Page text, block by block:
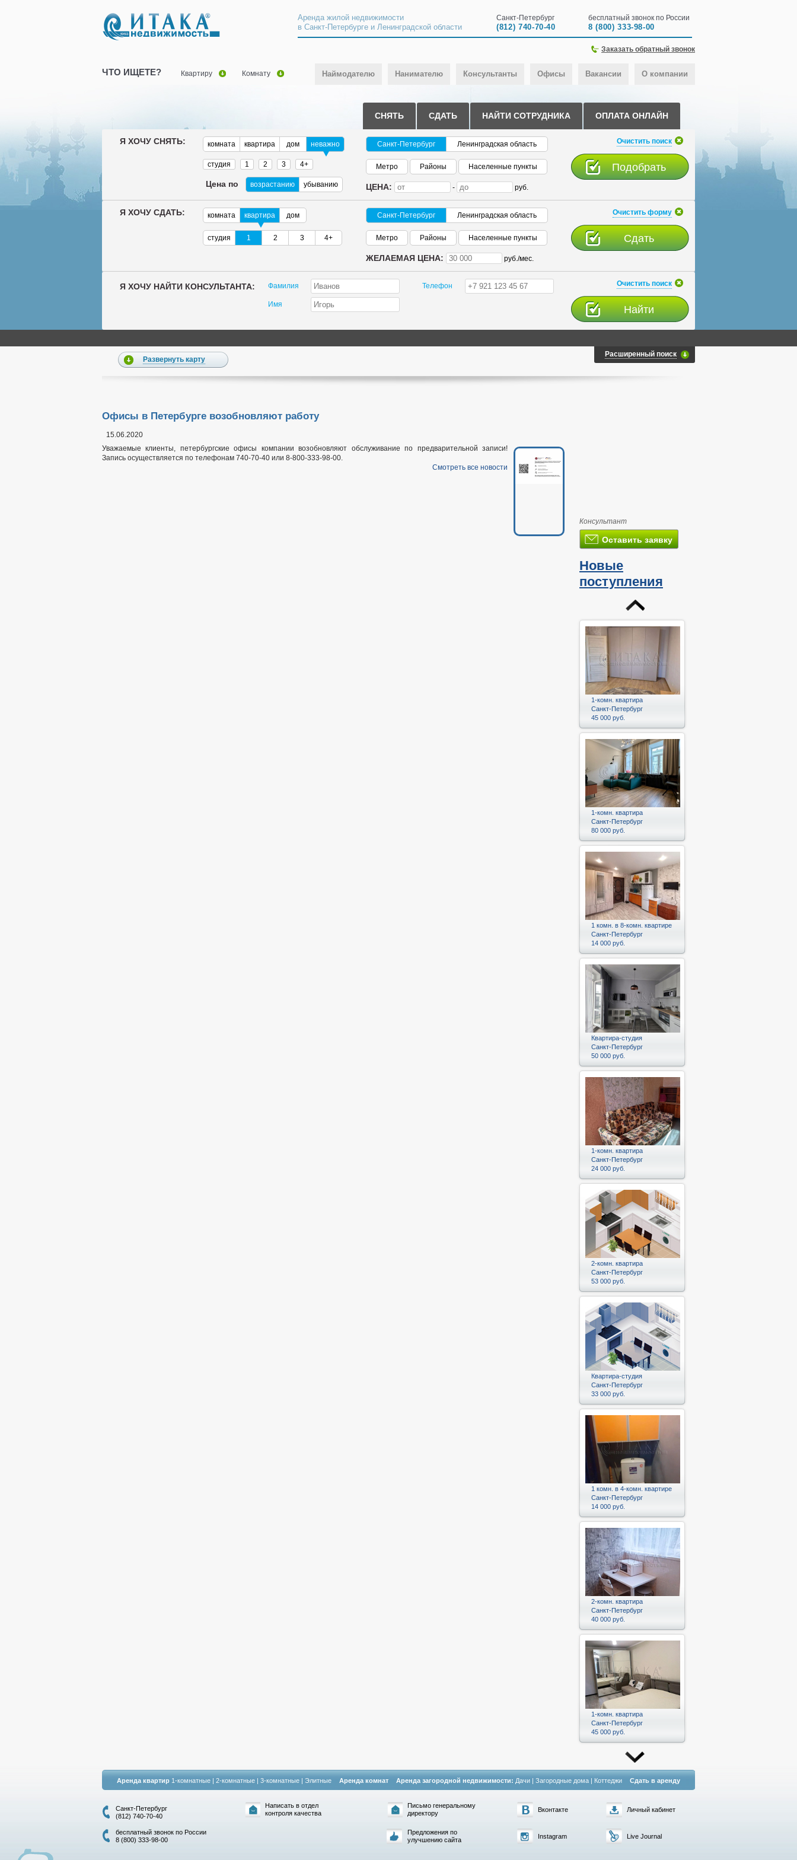
Аренда жилой недвижимости
в Санкт-Петербурге и Ленинградской области
Санкт-Петербург
(812) 740-70-40
бесплатный звонок по России
8 (800) 333-98-00
Заказать обратный звонок
ЧТО ИЩЕТЕ? Квартиру Комнату Наймодателю Нанимателю Консультанты Офисы Вакансии О компании
СНЯТЬ СДАТЬ НАЙТИ СОТРУДНИКА ОПЛАТА ОНЛАЙН
Я ХОЧУ СНЯТЬ: комната квартира дом неважно
студия 1 2 3 4+
Цена по возрастанию убыванию
Санкт-Петербург Ленинградская область
Метро Районы Населенные пункты
ЦЕНА: - руб.
Очистить поиск
Я ХОЧУ СДАТЬ: комната квартира дом
студия 1 2 3 4+
Санкт-Петербург Ленинградская область
Метро Районы Населенные пункты
ЖЕЛАЕМАЯ ЦЕНА: руб./мес.
Очистить форму
Я ХОЧУ НАЙТИ КОНСУЛЬТАНТА: Фамилия
Имя
Телефон Очистить поиск
Расширенный поиск
Развернуть карту
Офисы в Петербурге возобновляют работу
15.06.2020
Уважаемые клиенты, петербургские офисы компании возобновляют обслуживание по предварительной записи!
Запись осуществляется по телефонам 740-70-40 или 8-800-333-98-00.
Смотреть все новости
Консультант
Оставить заявку
Новые
поступления
1-комн. квартира
Санкт-Петербург
45 000 руб.
1-комн. квартира
Санкт-Петербург
80 000 руб.
1 комн. в 8-комн. квартире
Санкт-Петербург
14 000 руб.
Квартира-студия
Санкт-Петербург
50 000 руб.
1-комн. квартира
Санкт-Петербург
24 000 руб.
2-комн. квартира
Санкт-Петербург
53 000 руб.
Квартира-студия
Санкт-Петербург
33 000 руб.
1 комн. в 4-комн. квартире
Санкт-Петербург
14 000 руб.
2-комн. квартира
Санкт-Петербург
40 000 руб.
1-комн. квартира
Санкт-Петербург
45 000 руб.
Аренда квартир 1-комнатные | 2-комнатные | 3-комнатные | Элитные Аренда комнат Аренда загородной недвижимости: Дачи | Загородные дома | Коттеджи Сдать в аренду
Санкт-Петербург
(812) 740-70-40
бесплатный звонок по России
8 (800) 333-98-00
Написать в отдел
контроля качества
Письмо генеральному
директору
Предложения по
улучшению сайта
Вконтакте
Instagram
Личный кабинет
Live Journal